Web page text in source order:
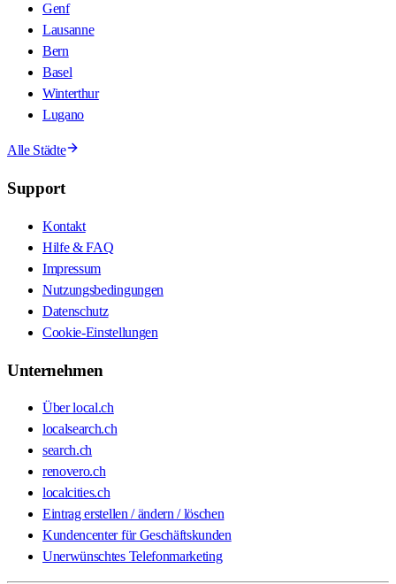
Genf
Lausanne
Bern
Basel
Winterthur
Lugano
Alle Städte
Support
Kontakt
Hilfe & FAQ
Impressum
Nutzungsbedingungen
Datenschutz
Cookie-Einstellungen
Unternehmen
Über local.ch
localsearch.ch
search.ch
renovero.ch
localcities.ch
Eintrag erstellen / ändern / löschen
Kundencenter für Geschäftskunden
Unerwünschtes Telefonmarketing